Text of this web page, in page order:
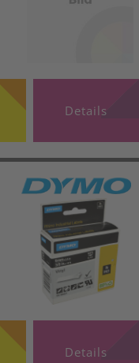
Details
Details